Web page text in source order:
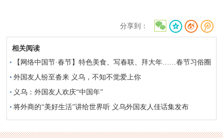
分享到：
相关阅读
【网络中国节·春节】特色美食、写春联、拜大年……春节习俗圈
粉在义外国友人爱上“中国年”
外国友人纷至沓来 义乌，不知不觉爱上你
义乌：外国友人欢庆“中国年”
将外商的“美好生活”讲给世界听 义乌外国友人佳话集发布